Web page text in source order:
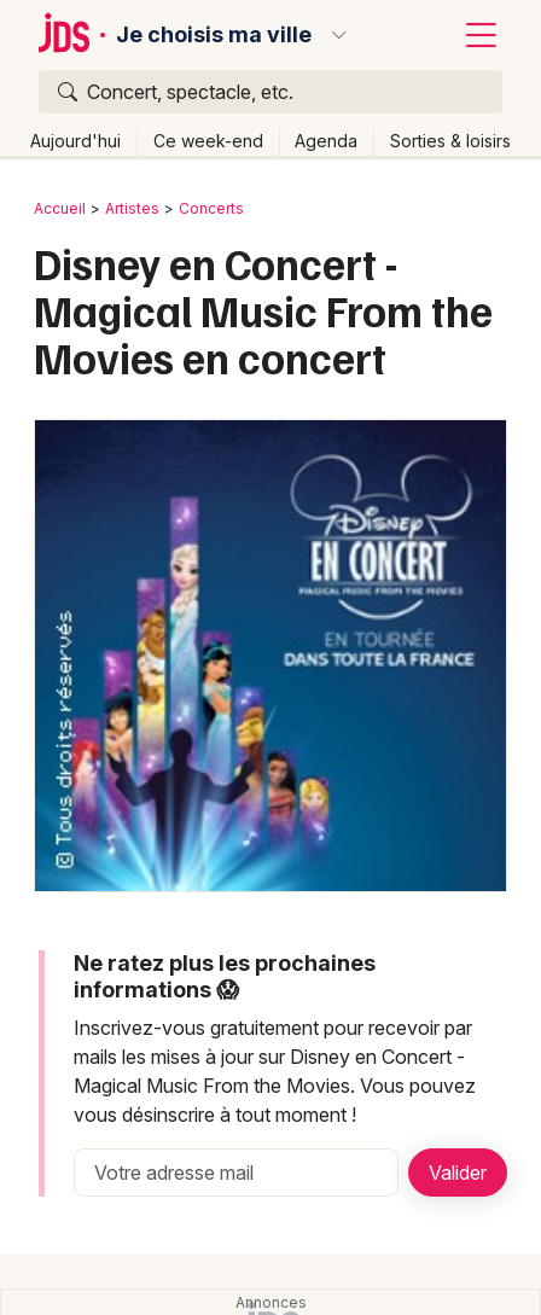
Je choisis ma ville
Concert, spectacle, etc.
Aujourd'hui Ce week-end Agenda Sorties & loisirs
Publier un événement
Grands événements
Activité & Expérience
Foires & salons
Spectacles
Concerts
Sports
Soirées
Sorties famille
Expos
Newsletter des sorties
Artistes en tournée
Actualités
Bordeaux
Colmar
Lille
Nice
Paris
Strasbourg
Toulouse
Toutes les villes
Retour
Accueil Artistes Concerts
Disney en Concert -
Magical Music From the
Movies en concert
Ne ratez plus les prochaines
informations 😱
Inscrivez-vous gratuitement pour recevoir par
mails les mises à jour sur Disney en Concert -
Magical Music From the Movies. Vous pouvez
vous désinscrire à tout moment !
Quoi ?
Où ?
Quand ?
Aujourd'hui
Demain Ce week-end Autre